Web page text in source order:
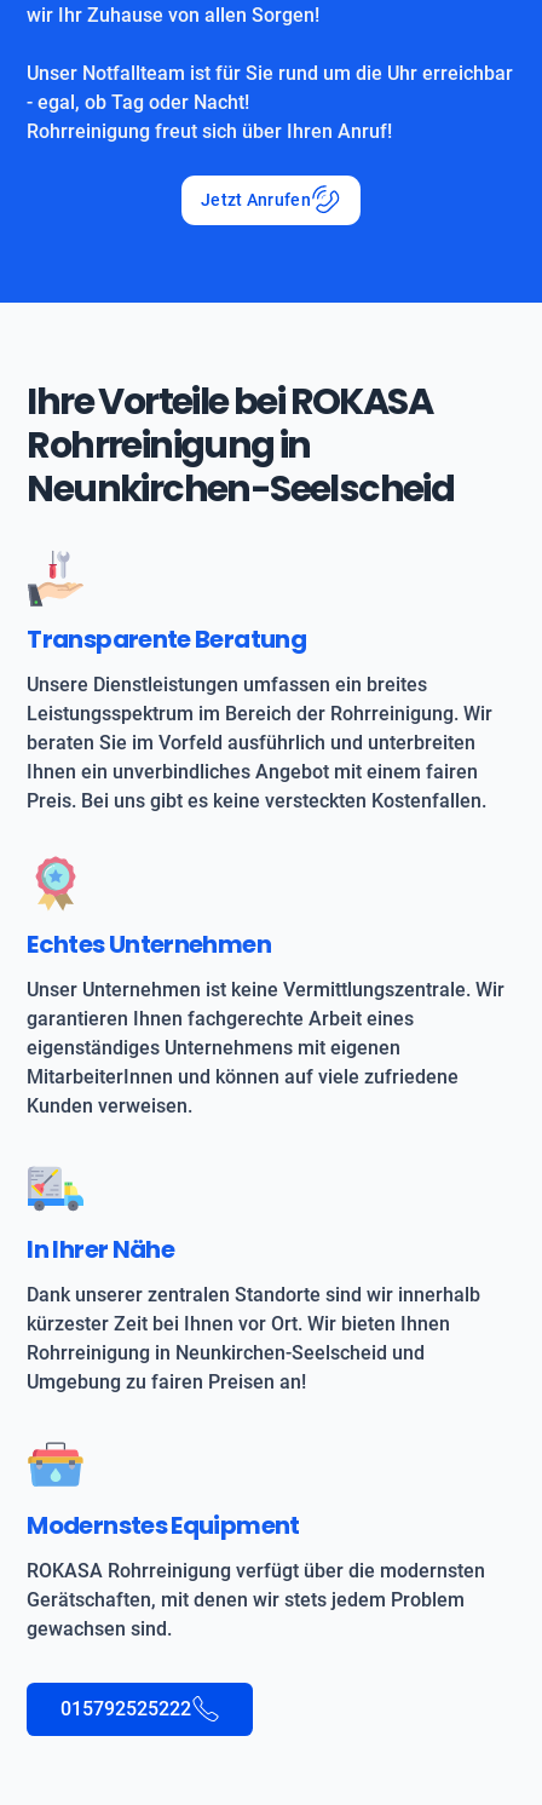
wir Ihr Zuhause von allen Sorgen!
Unser Notfallteam ist für Sie rund um die Uhr erreichbar
- egal, ob Tag oder Nacht!
Rohrreinigung freut sich über Ihren Anruf!
Jetzt Anrufen
Ihre Vorteile bei ROKASA
Rohrreinigung in
Neunkirchen-Seelscheid
Transparente Beratung
Unsere Dienstleistungen umfassen ein breites
Leistungsspektrum im Bereich der Rohrreinigung. Wir
beraten Sie im Vorfeld ausführlich und unterbreiten
Ihnen ein unverbindliches Angebot mit einem fairen
Preis. Bei uns gibt es keine versteckten Kostenfallen.
Echtes Unternehmen
Unser Unternehmen ist keine Vermittlungszentrale. Wir
garantieren Ihnen fachgerechte Arbeit eines
eigenständiges Unternehmens mit eigenen
MitarbeiterInnen und können auf viele zufriedene
Kunden verweisen.
In Ihrer Nähe
Dank unserer zentralen Standorte sind wir innerhalb
kürzester Zeit bei Ihnen vor Ort. Wir bieten Ihnen
Rohrreinigung in Neunkirchen-Seelscheid und
Umgebung zu fairen Preisen an!
Modernstes Equipment
ROKASA Rohrreinigung verfügt über die modernsten
Gerätschaften, mit denen wir stets jedem Problem
gewachsen sind.
015792525222